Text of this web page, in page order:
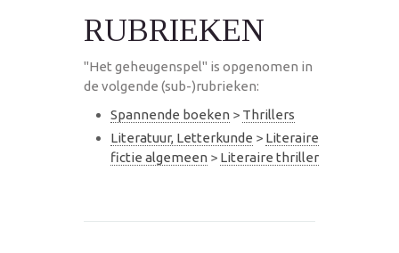
RUBRIEKEN
"Het geheugenspel" is opgenomen in
de volgende (sub-)rubrieken:
Spannende boeken > Thrillers
Literatuur, Letterkunde > Literaire
fictie algemeen > Literaire thriller